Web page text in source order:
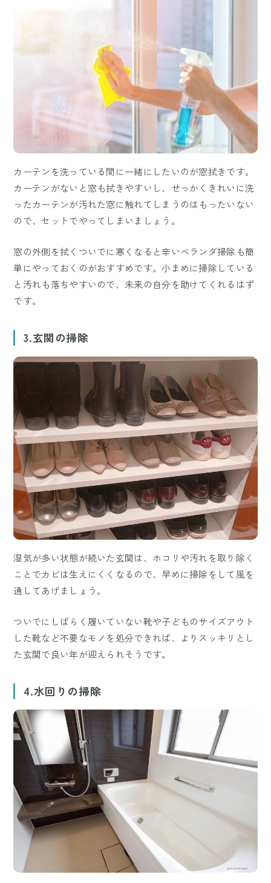
カーテンを洗っている間に一緒にしたいのが窓拭きです。
カーテンがないと窓も拭きやすいし、せっかくきれいに洗
ったカーテンが汚れた窓に触れてしまうのはもったいない
ので、セットでやってしまいましょう。
窓の外側を拭くついでに寒くなると辛いベランダ掃除も簡
単にやっておくのがおすすめです。小まめに掃除している
と汚れも落ちやすいので、未来の自分を助けてくれるはず
です。
3.玄関の掃除
湿気が多い状態が続いた玄関は、ホコリや汚れを取り除く
ことでカビは生えにくくなるので、早めに掃除をして風を
通してあげましょう。
ついでにしばらく履いていない靴や子どものサイズアウト
した靴など不要なモノを処分できれば、よりスッキリとし
た玄関で良い年が迎えられそうです。
4.水回りの掃除